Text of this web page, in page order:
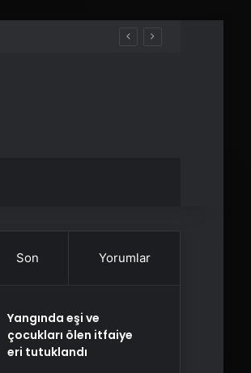
Son Yorumlar
Yangında eşi ve
çocukları ölen itfaiye
eri tutuklandı